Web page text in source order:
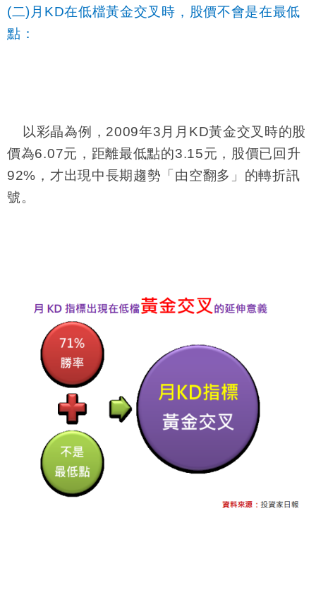
(二)月 KD在低檔黃金交叉時，股價不會是在最低
點：
以彩晶為例， 2009年3 月月 KD黃金交叉時的股
價為6.07元，距離最低點的3.15元，股價已回升
92% ，才出現中長期趨勢「由空翻多」的轉折訊
號。